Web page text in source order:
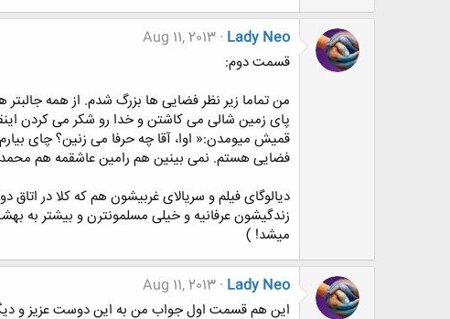
Lady Neo
Aug 11, 2013
قسمت دوم:
من تماما زیر نظر فضایی ها بزرگ شدم. از همه
پای زمین شالی می کاشتن و خدا رو شکر می کردن
قمیش میومدن:« اوا، آقا چه حرفا می زنین؟ چای
فضایی هستم. نمی بینین هم رامین عاشقمه هم محمد
دیالوگای فیلم و سریالای غربیشون هم که کلا در
زندگیشون عرفانیه و خیلی مسلمونترن و بیشتر
میشد! )
Lady Neo
Aug 11, 2013
این هم قسمت اول جواب من به این دوست عزیز و